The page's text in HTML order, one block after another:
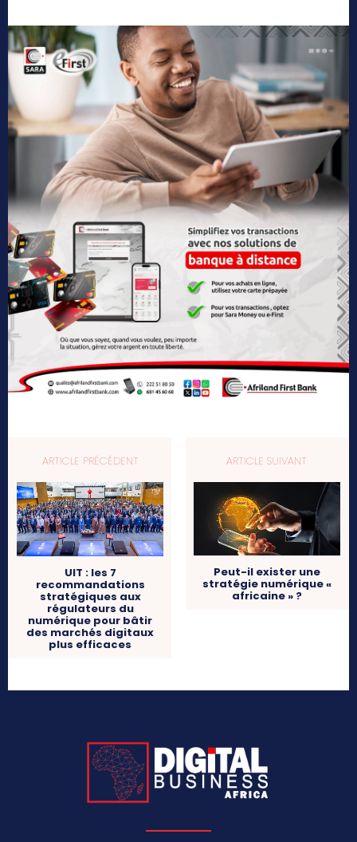
ARTICLE PRÉCÉDENT
UIT : les 7
recommandations
stratégiques aux
régulateurs du
numérique pour bâtir
des marchés digitaux
plus efficaces
ARTICLE SUIVANT
Peut-il exister une
stratégie numérique «
africaine » ?